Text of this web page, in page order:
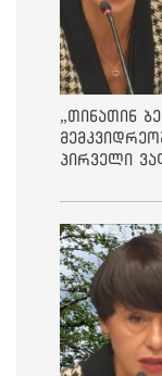
„თინათინ
პირველი